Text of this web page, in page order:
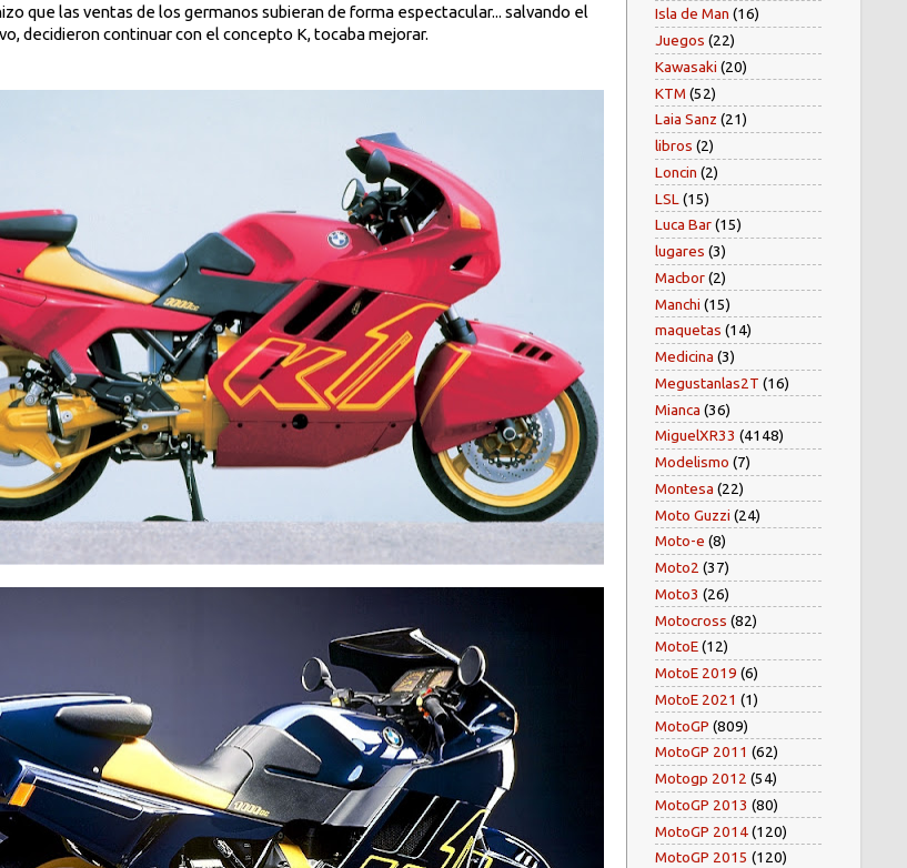
que las ventas de los germanos subieran de forma espectacular... salvando el
decidieron continuar con el concepto K, tocaba mejorar.
Isla de Man (16)
Juegos (22)
Kawasaki (20)
KTM (52)
Laia Sanz (21)
libros (2)
Loncin (2)
LSL (15)
Luca Bar(15)
lugares (3)
Macbor(2)
Manchi (15)
maquetas (14)
Medicina (3)
Megustanlas2T (16)
Mianca (36)
MiguelXR33 (4148)
Modelismo (7)
Montesa (22)
Moto Guzzi (24)
Moto-e (8)
Moto2 (37)
Moto3 (26)
Motocross (82)
MotoE(12)
MotoE 2019 (6)
MotoE 2021 (1)
MotoGP (809)
MotoGP 2011 (62)
Motogp 2012 (54)
MotoGP 2013 (80)
MotoGP 2014(120)
MotoGP 2015 (120)